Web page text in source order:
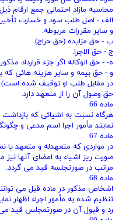
محاسبه مازاد احتمالی جمع ارقام
و سایر مقررات مربوطه.
ب - حق مزایده (حق حراج).
ج - حق الاجرا.
ه- - حق الوکاله اگر جزء قرارداد
و - حق بیمه و سایر هزینه‌ هائی که
در مقابل طلب او توقیف شده است)
حق وصول آن را از متعهد دارد.
ماده 66
هرگاه نسبت به اشیائی که
نمایند مأمور اجرا اسم مدعی و
ماده 67
در مواردی که متعهدله و متعهد یا
صورت ریز اشیاء به امضای آنها نیز
مراتب در صورتجلسه قید می‌ گردد.
ماده 68
اشخاص مذکور در ماده قبل می‌
تنظیم شده به مأمور اجراء اظهار
رد و قبول آن در صورتمجلس قید می‌